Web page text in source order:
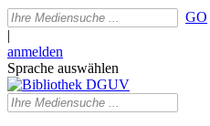
GO
|
anmelden
Sprache auswählen